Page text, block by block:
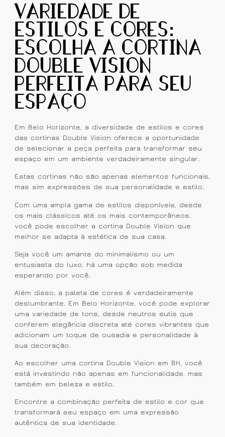
Variedade de
Estilos e Cores:
Escolha a Cortina
Double Vision
Perfeita para Seu
Espaço
Em Belo Horizonte, a diversidade de estilos e cores
das cortinas Double Vision oferece a oportunidade
de selecionar a peça perfeita para transformar seu
espaço em um ambiente verdadeiramente singular.
Estas cortinas não são apenas elementos funcionais,
mas sim expressões de sua personalidade e estilo.
Com uma ampla gama de estilos disponíveis, desde
os mais clássicos até os mais contemporâneos,
você pode escolher a cortina Double Vision que
melhor se adapta à estética de sua casa.
Seja você um amante do minimalismo ou um
entusiasta do luxo, há uma opção sob medida
esperando por você.
Além disso, a paleta de cores é verdadeiramente
deslumbrante. Em Belo Horizonte, você pode explorar
uma variedade de tons, desde neutros sutis que
conferem elegância discreta até cores vibrantes que
adicionam um toque de ousadia e personalidade à
sua decoração.
Ao escolher uma cortina Double Vision em BH, você
está investindo não apenas em funcionalidade, mas
também em beleza e estilo.
Encontre a combinação perfeita de estilo e cor que
transformará seu espaço em uma expressão
autêntica de sua identidade.